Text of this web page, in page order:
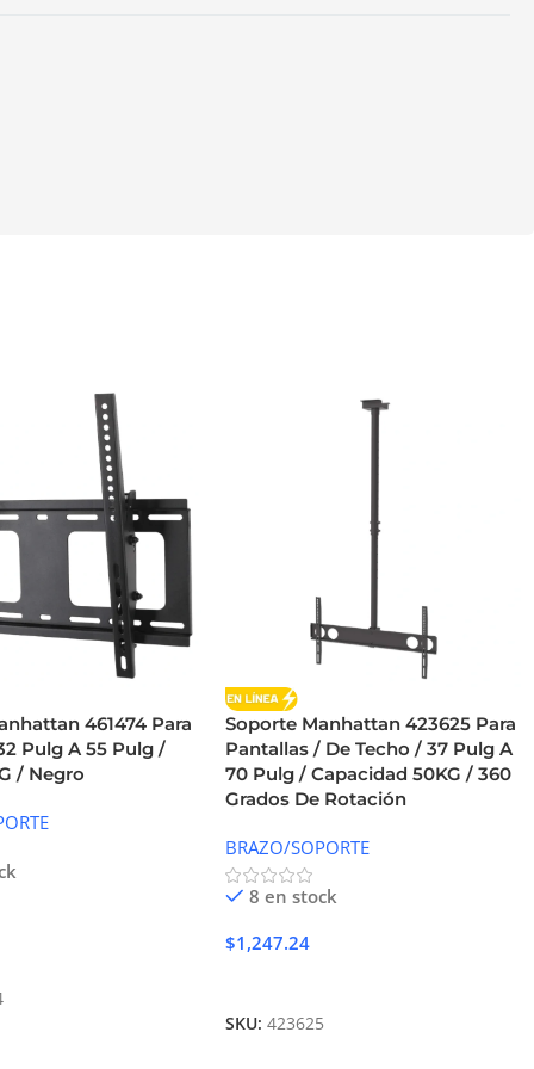
461474 Para
Pulg A 55 Pulg /
/ Negro
Soporte Manhattan 423625 Para
Pantallas / De Techo / 37 Pulg A
70 Pulg / Capacidad 50KG / 360
Grados De Rotación
BRAZO/SOPORTE
8 en stock
$1,247.24
SKU:423625